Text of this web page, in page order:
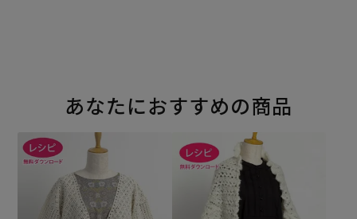
あなたにおすすめの商品